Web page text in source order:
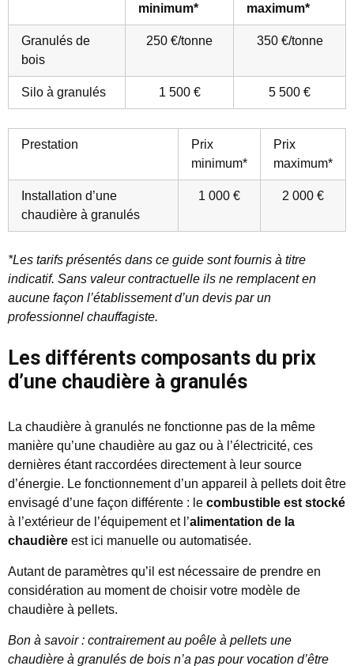
minimum*
maximum*
Granulés de
bois
250 €/tonne 350 €/tonne
Silo à granulés 1 500 € 5 500 €
Prestation
Prix
minimum*
Prix
maximum*
Installation d’une
chaudière à granulés
1 000 € 2 000 €
*Les tarifs présentés dans ce guide sont fournis à titre
indicatif. Sans valeur contractuelle ils ne remplacent en
aucune façon l’établissement d’un devis par un
professionnel chauffagiste.
Les différents composants du prix
d’une chaudière à granulés
La chaudière à granulés ne fonctionne pas de la même
manière qu’une chaudière au gaz ou à l’électricité, ces
dernières étant raccordées directement à leur source
d’énergie. Le fonctionnement d’un appareil à pellets doit être
envisagé d’une façon différente : le combustible est stocké
à l’extérieur de l’équipement et l’alimentation de la
chaudière est ici manuelle ou automatisée.
Autant de paramètres qu’il est nécessaire de prendre en
considération au moment de choisir votre modèle de
chaudière à pellets.
Bon à savoir : contrairement au poêle à pellets une
chaudière à granulés de bois n’a pas pour vocation d’être